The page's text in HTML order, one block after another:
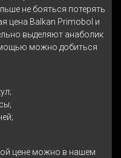
не бояться потерять
цена Balkan Primobol и
выделяют анаболик
можно добиться
цене можно в нашем